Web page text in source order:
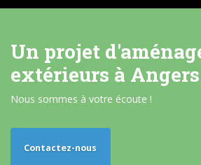
Un projet
extérieurs à
Nous sommes à votre écoute !
Contactez-nous